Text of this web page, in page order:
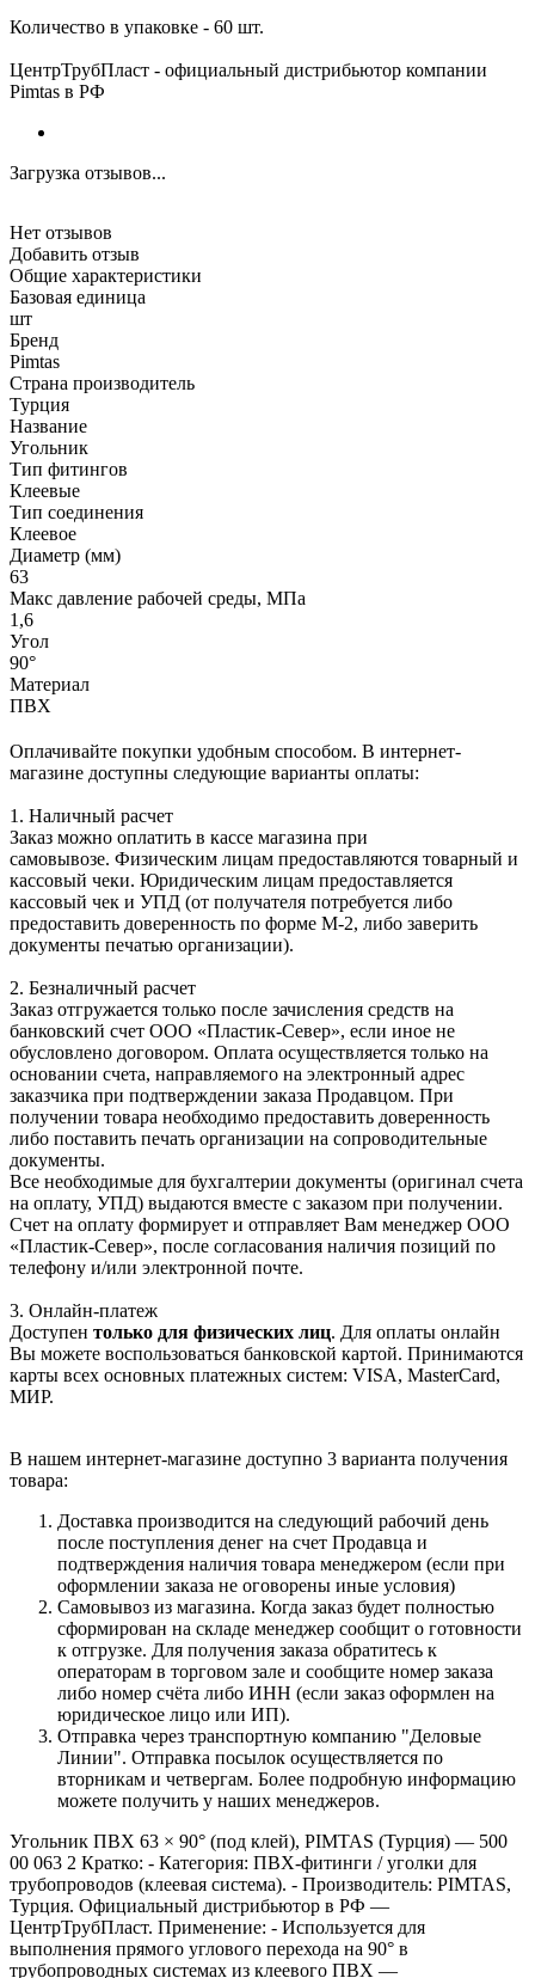
Количество в упаковке - 60 шт.
ЦентрТрубПласт - официальный дистрибьютор компании
Pimtas в РФ
Загрузка отзывов...
Нет отзывов
Добавить отзыв
Общие характеристики
Базовая единица
шт
Бренд
Pimtas
Страна производитель
Турция
Название
Угольник
Тип фитингов
Клеевые
Тип соединения
Клеевое
Диаметр (мм)
63
Макс давление рабочей среды, МПа
1,6
Угол
90°
Материал
ПВХ
Оплачивайте покупки удобным способом. В интернет-
магазине доступны следующие варианты оплаты:
1. Наличный расчет
Заказ можно оплатить в кассе магазина при
самовывозе. Физическим лицам предоставляются товарный и
кассовый чеки. Юридическим лицам предоставляется
кассовый чек и УПД (от получателя потребуется либо
предоставить доверенность по форме М-2, либо заверить
документы печатью организации).
2. Безналичный расчет
Заказ отгружается только после зачисления средств на
банковский счет ООО «Пластик-Север», если иное не
обусловлено договором. Оплата осуществляется только на
основании счета, направляемого на электронный адрес
заказчика при подтверждении заказа Продавцом. При
получении товара необходимо предоставить доверенность
либо поставить печать организации на сопроводительные
документы.
Все необходимые для бухгалтерии документы (оригинал счета
на оплату, УПД) выдаются вместе с заказом при получении.
Счет на оплату формирует и отправляет Вам менеджер ООО
«Пластик-Север», после согласования наличия позиций по
телефону и/или электронной почте.
3. Онлайн-платеж
Доступен только для физических лиц. Для оплаты онлайн
Вы можете воспользоваться банковской картой. Принимаются
карты всех основных платежных систем: VISA, MasterCard,
МИР.
В нашем интернет-магазине доступно 3 варианта получения
товара:
Доставка производится на следующий рабочий день
после поступления денег на счет Продавца и
подтверждения наличия товара менеджером (если при
оформлении заказа не оговорены иные условия)
Самовывоз из магазина. Когда заказ будет полностью
сформирован на складе менеджер сообщит о готовности
к отгрузке. Для получения заказа обратитесь к
операторам в торговом зале и сообщите номер заказа
либо номер счёта либо ИНН (если заказ оформлен на
юридическое лицо или ИП).
Отправка через транспортную компанию "Деловые
Линии". Отправка посылок осуществляется по
вторникам и четвергам. Более подробную информацию
можете получить у наших менеджеров.
Угольник ПВХ 63 × 90° (под клей), PIMTAS (Турция) — 500
00 063 2 Кратко: - Категория: ПВХ‑фитинги / уголки для
трубопроводов (клеевая система). - Производитель: PIMTAS,
Турция. Официальный дистрибьютор в РФ —
ЦентрТрубПласт. Применение: - Используется для
выполнения прямого углового перехода на 90° в
трубопроводных системах из клеевого ПВХ —